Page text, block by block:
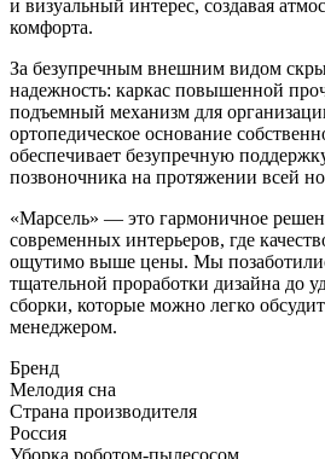
и визуальный интерес, создавая
комфорта.
За безупречным внешним видом
надежность: каркас повышенной
подъемный механизм для
ортопедическое основание
обеспечивает безупречную
позвоночника на протяжении всей
«Марсель» — это гармоничное
современных интерьеров, где
ощутимо выше цены. Мы
тщательной проработки дизайна до
сборки, которые можно легко
менеджером.
Бренд
Мелодия сна
Страна производителя
Россия
Уборка роботом-пылесосом